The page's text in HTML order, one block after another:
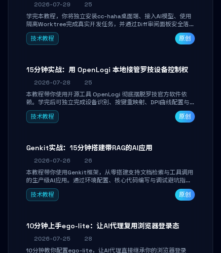
2026-07-29
25
学完本教程，你将独立安装cc-haha桌面端、接入AI模型、使用
隔离Worktree完成真实开发任务，并通过Diff审阅面板安全落地
AI代码改写。告别终端黑盒操作，让AI在沙箱环境中工作，你只
做审阅和决策。
技术教程 原创
15分钟实战：用 OpenLogi 本地接管罗技设备控制权
2026-07-28
25
本教程带你使用开源工具 OpenLogi 彻底摆脱罗技官方软件依
赖。学完后可独立完成设备识别、按键重映射、DPI曲线配置与
SmartShift调节，实现完全离线控制，保护隐私并释放硬件性
能。
技术教程 原创
Genkit实战：15分钟搭建带RAG的AI应用
2026-07-26
26
本教程带你使用Genkit框架，从零搭建支持文档检索与工具调用
的生产级AI应用。通过环境配置、核心代码编写与调试避坑指
南，学完即可掌握多模型切换、RAG管道构建及函数调用注册，
独立开发高效AI智能体。
技术教程 原创
10分钟上手ego-lite：让AI代理复用浏览器登录态
2026-07-25
28
10分钟教你配置ego-lite，让AI代理直接继承你的浏览器登录